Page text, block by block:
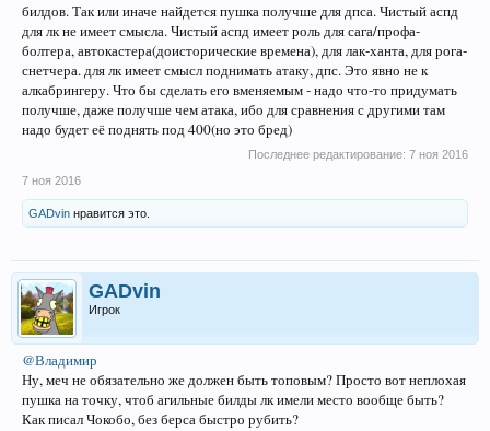
билдов. Так или иначе найдется пушка получше для дпса. Чистый аспд
для лк не имеет смысла. Чистый аспд имеет роль для сага/профа-
болтера, автокастера(доисторические времена), для лак-ханта, для рога-
снетчера. для лк имеет смысл поднимать атаку, дпс. Это явно не к
алкабрингеру. Что бы сделать его вменяемым - надо что-то придумать
получше, даже получше чем атака, ибо для сравнения с другими там
надо будет её поднять под 400(но это бред)
Последнее редактирование: 7 ноя 2016
7 ноя 2016
GADvin нравится это.
GADvin
Игрок
@Владимир
Ну, меч не обязательно же должен быть топовым? Просто вот неплохая
пушка на точку, чтоб агильные билды лк имели место вообще быть?
Как писал Чокобо, без берса быстро рубить?